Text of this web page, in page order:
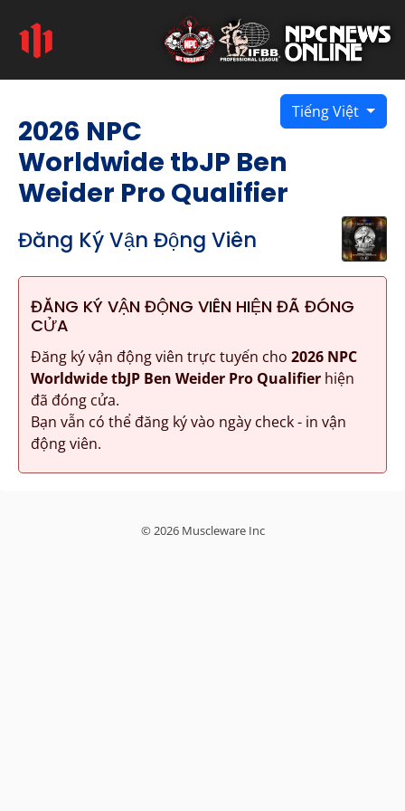
Tiếng Việt
2026 NPC
Worldwide tbJP Ben
Weider Pro Qualifier
Đăng Ký Vận Động Viên
ĐĂNG KÝ VẬN ĐỘNG VIÊN HIỆN ĐÃ ĐÓNG
CỬA
Đăng ký vận động viên trực tuyến cho 2026 NPC
Worldwide tbJP Ben Weider Pro Qualifierhiện
đã đóng cửa.
Bạn vẫn có thể đăng ký vào ngày check - in vận
động viên.
© 2026 Muscleware Inc